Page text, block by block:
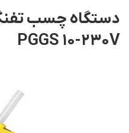
دستگاه چسب
PGGS 10-230V